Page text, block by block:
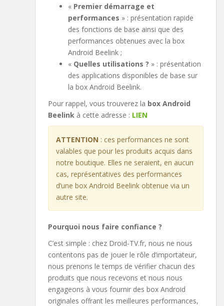
« Premier démarrage et
performances » : présentation rapide
des fonctions de base ainsi que des
performances obtenues avec la box
Android Beelink ;
« Quelles utilisations ? » : présentation
des applications disponibles de base sur
la box Android Beelink.
Pour rappel, vous trouverez la box Android
Beelink à cette adresse : LIEN
ATTENTION : ces performances ne sont
valables que pour les produits acquis dans
notre boutique. Elles ne seraient, en aucun
cas, représentatives des performances
d’une box Android Beelink obtenue via un
autre site.
Pourquoi nous faire confiance ?
C’est simple : chez Droid-TV.fr, nous ne nous
contentons pas de jouer le rôle d’importateur,
nous prenons le temps de vérifier chacun des
produits que nous recevons et nous nous
engageons à vous fournir des box Android
originales offrant les meilleures performances,